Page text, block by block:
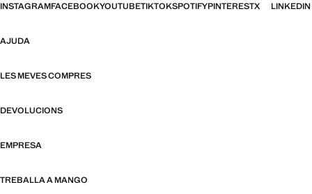
INSTAGRAMFACEBOOKYOUTUBETIKTOKSPOTIFYPINTERESTX LINKEDIN
AJUDA
LES MEVES COMPRES
DEVOLUCIONS
EMPRESA
TREBALLA A MANGO